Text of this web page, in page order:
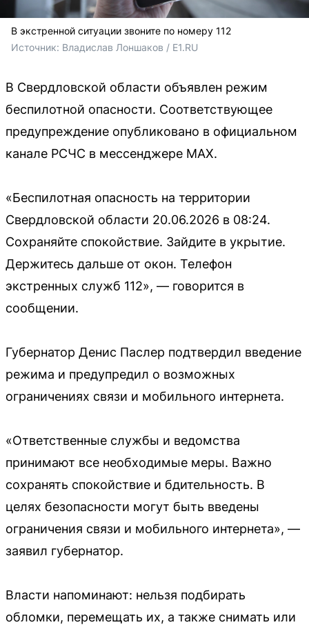
В экстренной ситуации звоните по номеру 112
Источник: Владислав Лоншаков / E1.RU
В Свердловской области объявлен режим
беспилотной опасности. Соответствующее
предупреждение опубликовано в официальном
канале РСЧС в мессенджере МАХ.
«Беспилотная опасность на территории
Свердловской области 20.06.2026 в 08:24.
Сохраняйте спокойствие. Зайдите в укрытие.
Держитесь дальше от окон. Телефон
экстренных служб 112», — говорится в
сообщении.
Губернатор Денис Паслер подтвердил введение
режима и предупредил о возможных
ограничениях связи и мобильного интернета.
«Ответственные службы и ведомства
принимают все необходимые меры. Важно
сохранять спокойствие и бдительность. В
целях безопасности могут быть введены
ограничения связи и мобильного интернета», —
заявил губернатор.
Власти напоминают: нельзя подбирать
обломки, перемещать их, а также снимать или